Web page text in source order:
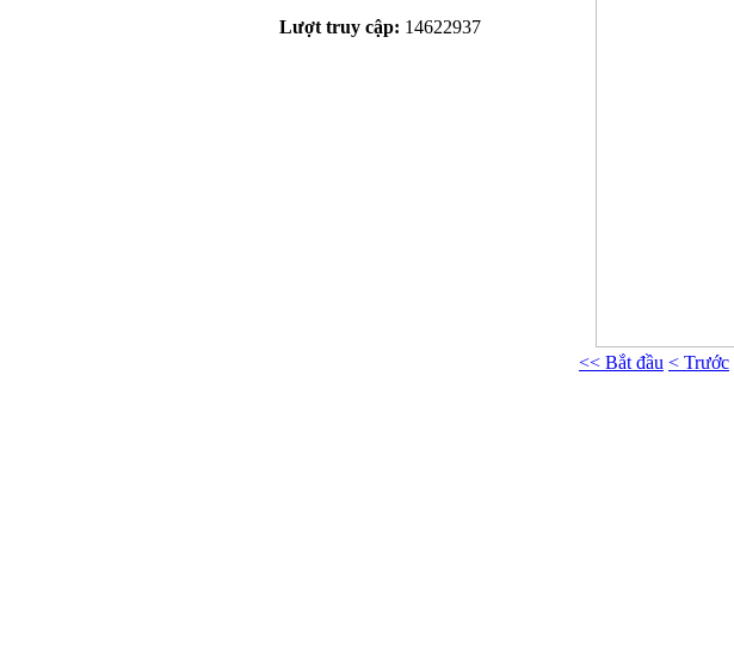
Lượt truy cập: 14622937
<< Bắt đầu < Trước